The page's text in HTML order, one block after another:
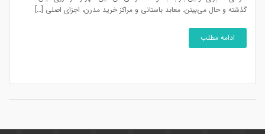
گذشته و حال می‌بینن. معابد باستانی و مراکز خرید مدرن، اجزای اصلی […]
ادامه مطلب